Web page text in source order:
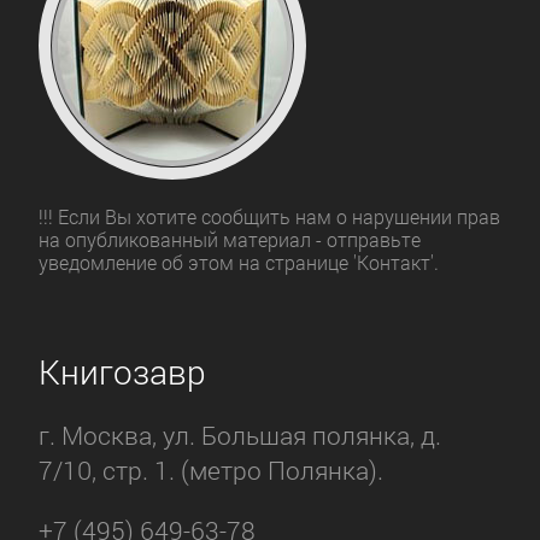
!!! Если Вы хотите сообщить нам о нарушении прав
на опубликованный материал - отправьте
уведомление об этом на странице 'Контакт'.
Книгозавр
г. Москва, ул. Большая полянка, д.
7/10, стр. 1. (метро Полянка).
+7 (495) 649-63-78